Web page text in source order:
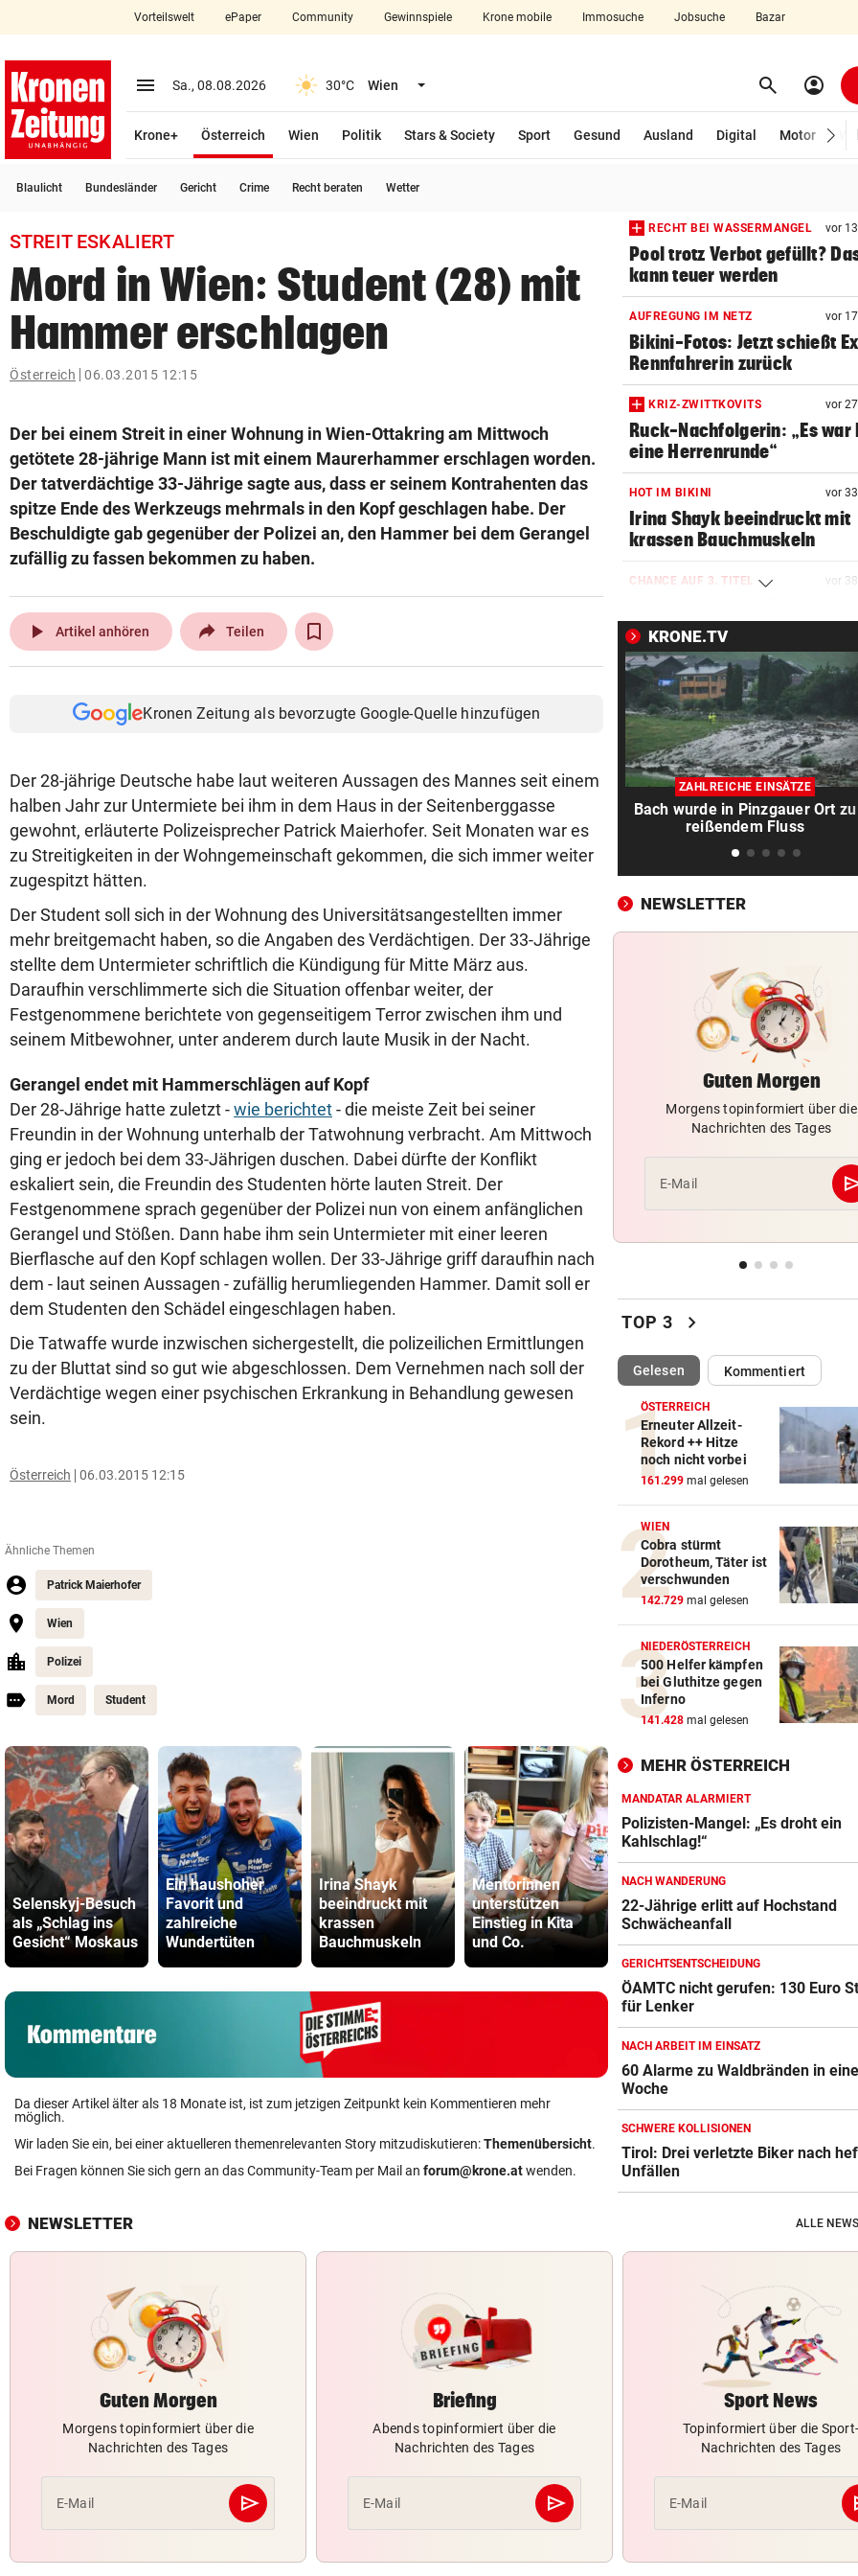
closeSchließen
account_circle Anmelden
arrow_right
bookmark
search
Suchbegriff
eingeben
Muthgasse 2, 1190 Wien
Vorteilswelt ePaper Community Gewinnspiele Krone mobile Immosuche Jobsuche Bazar
menu Menü aufklappen
Sa., 08.08.2026 30°C Wien Menü aufklappen search Suchen
account_circle
Krone+ Österreich
Wien
Politik Stars & Society Sport Gesund Ausland Digital Motor
Blaulicht Bundesländer Gericht Crime Recht beraten Wetter
STREIT ESKALIERT
Mord in Wien: Student (28) mit
Hammer erschlagen
Österreich 06.03.2015 12:15
Der bei einem Streit in einer Wohnung in Wien-Ottakring am Mittwoch
getötete 28-jährige Mann ist mit einem Maurerhammer erschlagen worden.
Der tatverdächtige 33-Jährige sagte aus, dass er seinem Kontrahenten das
spitze Ende des Werkzeugs mehrmals in den Kopf geschlagen habe. Der
Beschuldigte gab gegenüber der Polizei an, den Hammer bei dem Gerangel
zufällig zu fassen bekommen zu haben.
play_arrow Artikel anhören Teilen
Kronen Zeitung als bevorzugte Google-Quelle hinzufügen
Der 28-jährige Deutsche habe laut weiteren Aussagen des Mannes seit einem
halben Jahr zur Untermiete bei ihm in dem Haus in der Seitenberggasse
gewohnt, erläuterte Polizeisprecher Patrick Maierhofer. Seit Monaten war es
zu Streitigkeiten in der Wohngemeinschaft gekommen, die sich immer weiter
zugespitzt hätten.
Der Student soll sich in der Wohnung des Universitätsangestellten immer
mehr breitgemacht haben, so die Angaben des Verdächtigen. Der 33-Jährige
stellte dem Untermieter schriftlich die Kündigung für Mitte März aus.
Daraufhin verschlimmerte sich die Situation offenbar weiter, der
Festgenommene berichtete von gegenseitigem Terror zwischen ihm und
seinem Mitbewohner, unter anderem durch laute Musik in der Nacht.
Gerangel endet mit Hammerschlägen auf Kopf
Der 28-Jährige hatte zuletzt -wie berichtet- die meiste Zeit bei seiner
Freundin in der Wohnung unterhalb der Tatwohnung verbracht. Am Mittwoch
ging er jedoch bei dem 33-Jährigen duschen. Dabei dürfte der Konflikt
eskaliert sein, die Freundin des Studenten hörte lauten Streit. Der
Festgenommene sprach gegenüber der Polizei nun von einem anfänglichen
Gerangel und Stößen. Dann habe ihm sein Untermieter mit einer leeren
Bierflasche auf den Kopf schlagen wollen. Der 33-Jährige griff daraufhin nach
dem - laut seinen Aussagen - zufällig herumliegenden Hammer. Damit soll er
dem Studenten den Schädel eingeschlagen haben.
Die Tatwaffe wurde inzwischen sichergestellt, die polizeilichen Ermittlungen
zu der Bluttat sind so gut wie abgeschlossen. Dem Vernehmen nach soll der
Verdächtige wegen einer psychischen Erkrankung in Behandlung gewesen
sein.
Österreich 06.03.2015 12:15
Ähnliche Themen
Patrick Maierhofer
Wien
Polizei
Mord Student
Selenskyj-Besuch
als „Schlag ins
Gesicht“ Moskaus
Ein haushoher
Favorit und
zahlreiche
Wundertüten
Irina Shayk
beeindruckt mit
krassen
Bauchmuskeln
Mentorinnen
unterstützen
Einstieg in Kita
und Co.
In Gartenhütte
eingebrochen:
Teenies (14)
gefasst
Da dieser Artikel älter als 18 Monate ist, ist zum jetzigen Zeitpunkt kein Kommentieren mehr
möglich.
Wir laden Sie ein, bei einer aktuelleren themenrelevanten Story mitzudiskutieren:Themenübersicht.
Bei Fragen können Sie sich gern an das Community-Team per Mail an forum@krone.atwenden.
RECHT BEI WASSERMANGEL vor
Pool trotz Verbot gefüllt?
kann teuer werden
AUFREGUNG IM NETZ vor
Bikini-Fotos: Jetzt schießt
Rennfahrerin zurück
KRIZ-ZWITTKOVITS vor
Ruck-Nachfolgerin: „Es war
eine Herrenrunde“
HOT IM BIKINI vor
Irina Shayk beeindruckt mit
krassen Bauchmuskeln
CHANCE AUF 3. TITEL vor
ins Finale ein
MANDATAR ALARMIERT vor 38
Polizisten-Mangel: „Es droht
Kahlschlag!“
HIER IM TICKER vor
MotoGP: Sprintrennen in
Silverstone ab 17 Uhr LIVE
Entwarnung nach Brand:
Evakuierte dürfen zurück
SOMMERCUP 2026 LIVE: vor
Luzern im Finale!
HERZOG & CO. IN AKTION vor
LIVE: Legendentreffen! Rapid
gegen Werder Bremen
NACH WANDERUNG vor
22-Jährige erlitt auf
Schwächeanfall
vor
Wroclav Panthers
Sieg! Erfolgreiches Debüt für
Senft in Karlsruhe
BUNDESLIGA IM TICKER
LIVE ab 17 Uhr: GAK gegen
Lustenau
ALLES WAR KLAR, DANN vor
Überraschende Gründe:
Drama um Ilzer-Ass!
GERICHTSENTSCHEIDUNG vor
ÖAMTC nicht gerufen: 130
Strafe für Lenker
NACH ARBEIT IM EINSATZ
60 Alarme zu Waldbränden in
einer Woche
NAMEN VERWECHSELT vor
Frau bekam in Italien
Embryo eingesetzt
DREIMAL SO VIELE KÜHE vor 2
Dürre bringt jetzt auch
Schlachthöfe ans Limit
STATT SCHACHGENIE vor 2
András Baka soll neuer
Ungarns werden
KRONE.TV
ZAHLREICHE EINSÄTZE
Bach wurde in Pinzgauer Ort zu
reißendem Fluss
NEWSLETTER
Guten Morgen
Morgens topinformiert über die
Nachrichten des Tages
E-Mail
TOP 3 chevron_right
Gelesen(ausgewählt)Kommentiert
ÖSTERREICH
Erneuter Allzeit-
Rekord ++ Hitze
noch nicht vorbei
161.299 mal gelesen
WIEN
Cobra stürmt
Dorotheum, Täter ist
verschwunden
142.729 mal gelesen
NIEDERÖSTERREICH
500 Helfer kämpfen
bei Gluthitze gegen
Inferno
141.428 mal gelesen
MEHR ÖSTERREICH
MANDATAR ALARMIERT
Polizisten-Mangel: „Es droht ein
Kahlschlag!“
NACH WANDERUNG
22-Jährige erlitt auf Hochstand
Schwächeanfall
GERICHTSENTSCHEIDUNG
ÖAMTC nicht gerufen: 130 Euro
für Lenker
NACH ARBEIT IM EINSATZ
60 Alarme zu Waldbränden in
Woche
SCHWERE KOLLISIONEN
Tirol: Drei verletzte Biker nach
Unfällen
NEWSLETTER ALLE
Guten Morgen
Morgens topinformiert über die
Nachrichten des Tages
E-Mail send
Abschicken
Briefing
Abends topinformiert über die
Nachrichten des Tages
E-Mail send
Abschicken
Sport News
Topinformiert über die Sport-
Nachrichten des Tages
E-Mail